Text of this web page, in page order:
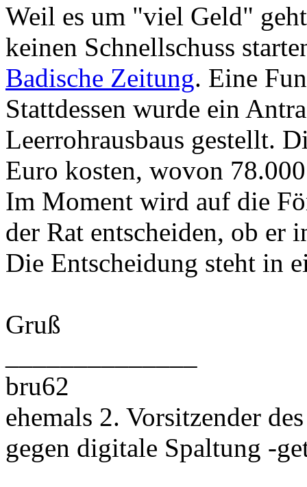
Weil es um "viel Geld"
keinen Schnellschuss
Badische Zeitung. Eine
Stattdessen wurde ein
Leerrohrausbaus gestellt.
Euro kosten, wovon
Im Moment wird auf die
der Rat entscheiden, ob er
Die Entscheidung steht in
Gruß
bru62
ehemals 2. Vorsitzender
gegen digitale Spaltung -